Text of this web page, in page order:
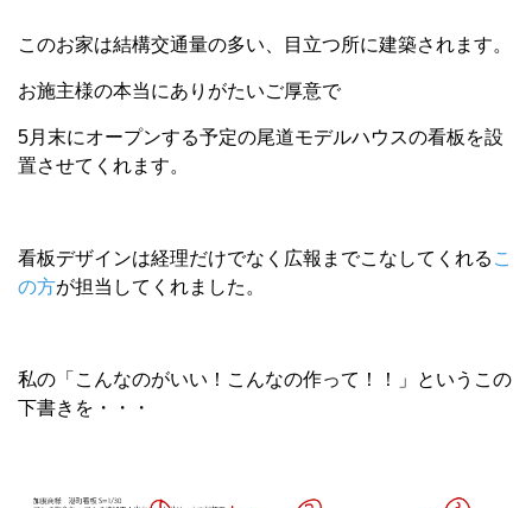
このお家は結構交通量の多い、目立つ所に建築されます。
お施主様の本当にありがたいご厚意で
5月末にオープンする予定の尾道モデルハウスの看板を設
置させてくれます。
看板デザインは経理だけでなく広報までこなしてくれる こ
の方が担当してくれました。
私の「こんなのがいい！こんなの作って！！」というこの
下書きを・・・